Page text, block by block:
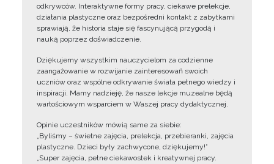
odkrywców. Interaktywne formy pracy, ciekawe prelekcje,
działania plastyczne oraz bezpośredni kontakt z zabytkami
sprawiają, że historia staje się fascynującą przygodą i
nauką poprzez doświadczenie.
Dziękujemy wszystkim nauczycielom za codzienne
zaangażowanie w rozwijanie zainteresowań swoich
uczniów oraz wspólne odkrywanie świata pełnego wiedzy i
inspiracji. Mamy nadzieję, że nasze lekcje muzealne będą
wartościowym wsparciem w Waszej pracy dydaktycznej.
Opinie uczestników mówią same za siebie:
„Byliśmy – świetne zajęcia, prelekcja, przebieranki, zajęcia
plastyczne. Dzieci były zachwycone, dziękujemy!”
„Super zajęcia, pełne ciekawostek i kreatywnej pracy.